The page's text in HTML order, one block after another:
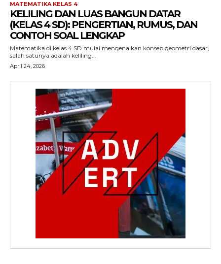
MATEMATIKA KELAS 4
KELILING DAN LUAS BANGUN DATAR
(KELAS 4 SD): PENGERTIAN, RUMUS, DAN
CONTOH SOAL LENGKAP
Matematika di kelas 4 SD mulai mengenalkan konsep geometri dasar,
salah satunya adalah keliling...
April 24, 2026